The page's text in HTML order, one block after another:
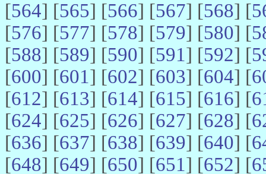
[564] [565] [566] [567] [568] [
[576] [577] [578] [579] [580] [
[588] [589] [590] [591] [592] [
[600] [601] [602] [603] [604] [
[612] [613] [614] [615] [616] [
[624] [625] [626] [627] [628] [
[636] [637] [638] [639] [640] [
[648] [649] [650] [651] [652] [